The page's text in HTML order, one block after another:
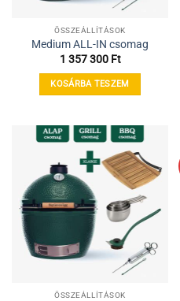
ÖSSZEÁLLÍTÁSOK
Medium ALL-IN csomag
1 357 300 Ft
KOSÁRBA TESZEM
ÖSSZEÁLLÍTÁSOK